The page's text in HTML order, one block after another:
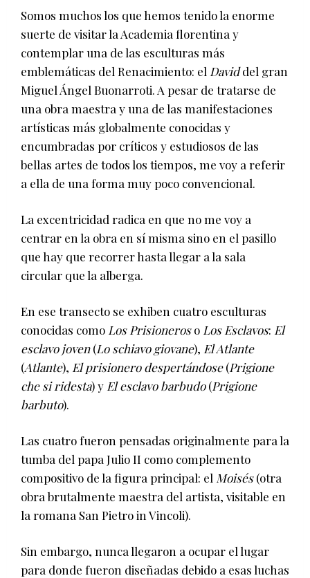
Somos muchos los que hemos tenido la enorme
suerte de visitar la Academia florentina y
contemplar una de las esculturas más
emblemáticas del Renacimiento: el Daviddel gran
Miguel Ángel Buonarroti. A pesar de tratarse de
una obra maestra y una de las manifestaciones
artísticas más globalmente conocidas y
encumbradas por críticos y estudiosos de las
bellas artes de todos los tiempos, me voy a referir
a ella de una forma muy poco convencional.
La excentricidad radica en que no me voy a
centrar en la obra en sí misma sino en el pasillo
que hay que recorrer hasta llegar a la sala
circular que la alberga.
En ese transecto se exhiben cuatro esculturas
conocidas como Los Prisioneroso Los Esclavos: El
esclavo joven(Lo schiavo giovane), El Atlante
(Atlante), El prisionero despertándose(Prigione
che si ridesta) y El esclavo barbudo(Prigione
barbuto).
Las cuatro fueron pensadas originalmente para la
tumba del papa Julio II como complemento
compositivo de la figura principal: el Moisés(otra
obra brutalmente maestra del artista, visitable en
la romana San Pietro in Vincoli).
Sin embargo, nunca llegaron a ocupar el lugar
para donde fueron diseñadas debido a esas luchas